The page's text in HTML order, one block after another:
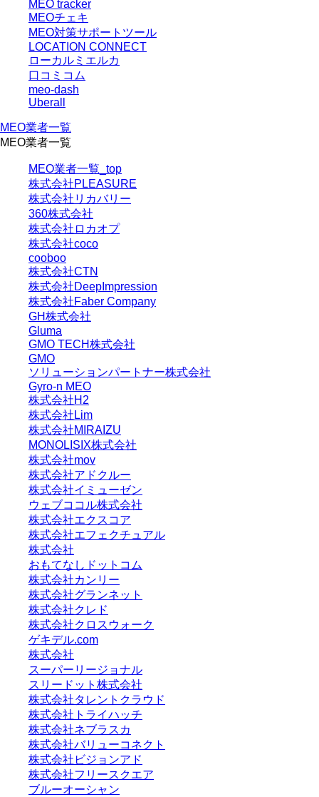
MEO tracker
MEOチェキ
MEO対策サポートツール
LOCATION CONNECT
ローカルミエルカ
口コミコム
meo-dash
Uberall
MEO業者一覧
MEO業者一覧
MEO業者一覧_top
株式会社PLEASURE
株式会社リカバリー
360株式会社
株式会社ロカオプ
株式会社coco
cooboo
株式会社CTN
株式会社DeepImpression
株式会社Faber Company
GH株式会社
Gluma
GMO TECH株式会社
GMO
ソリューションパートナー株式会社
Gyro-n MEO
株式会社H2
株式会社Lim
株式会社MIRAIZU
MONOLISIX株式会社
株式会社mov
株式会社アドクルー
株式会社イミューゼン
ウェブココル株式会社
株式会社エクスコア
株式会社エフェクチュアル
株式会社
おもてなしドットコム
株式会社カンリー
株式会社グランネット
株式会社クレド
株式会社クロスウォーク
ゲキデル.com
株式会社
スーパーリージョナル
スリードット株式会社
株式会社タレントクラウド
株式会社トライハッチ
株式会社ネブラスカ
株式会社バリューコネクト
株式会社ビジョンアド
株式会社フリースクエア
ブルーオーシャン